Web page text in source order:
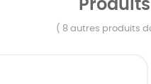
( 8 autres produits